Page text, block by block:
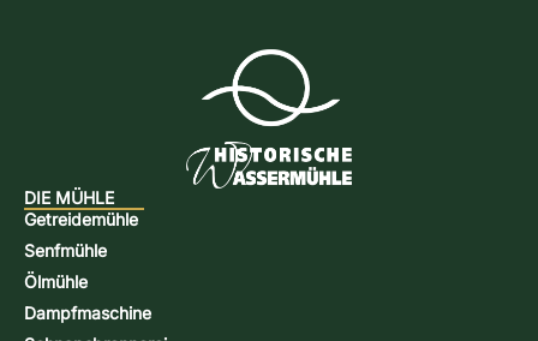
DIE MÜHLE
Getreidemühle
Senfmühle
Ölmühle
Dampfmaschine